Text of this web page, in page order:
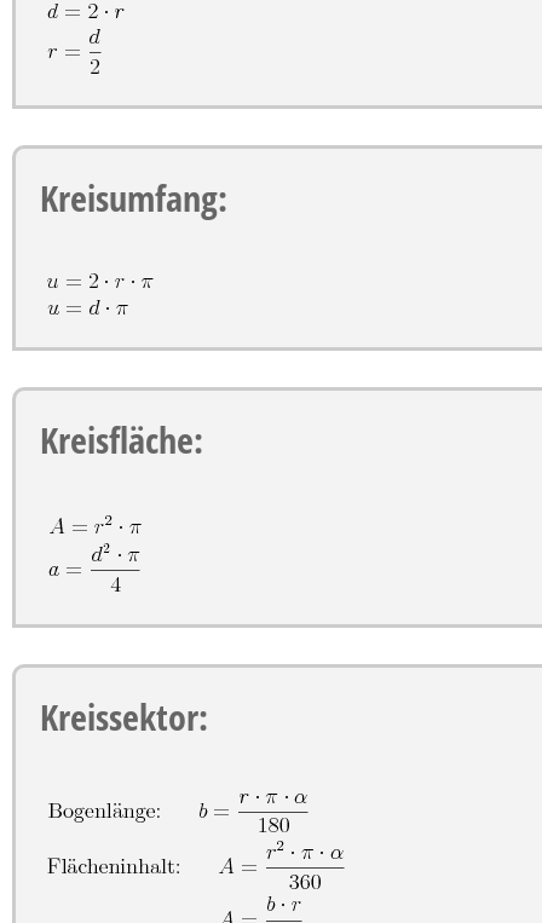
Kreisumfang:
Kreisfläche:
Kreissektor: